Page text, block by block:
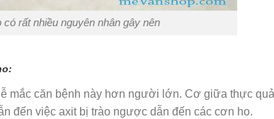
có rất nhiều nguyên nhân gây nên
mắc căn bệnh này hơn người lớn. Cơ giữa thực
đến việc axit bị trào ngược dẫn đến các cơn ho.